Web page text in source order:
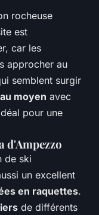
rocheuse
est
car les
approcher au
semblent surgir
moyen avec
pour une
d'Ampezzo
de ski
un excellent
en raquettes.
de différents